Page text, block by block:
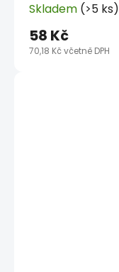
Skladem (>5 ks)
70,18 Kč včetně DPH
58 Kč